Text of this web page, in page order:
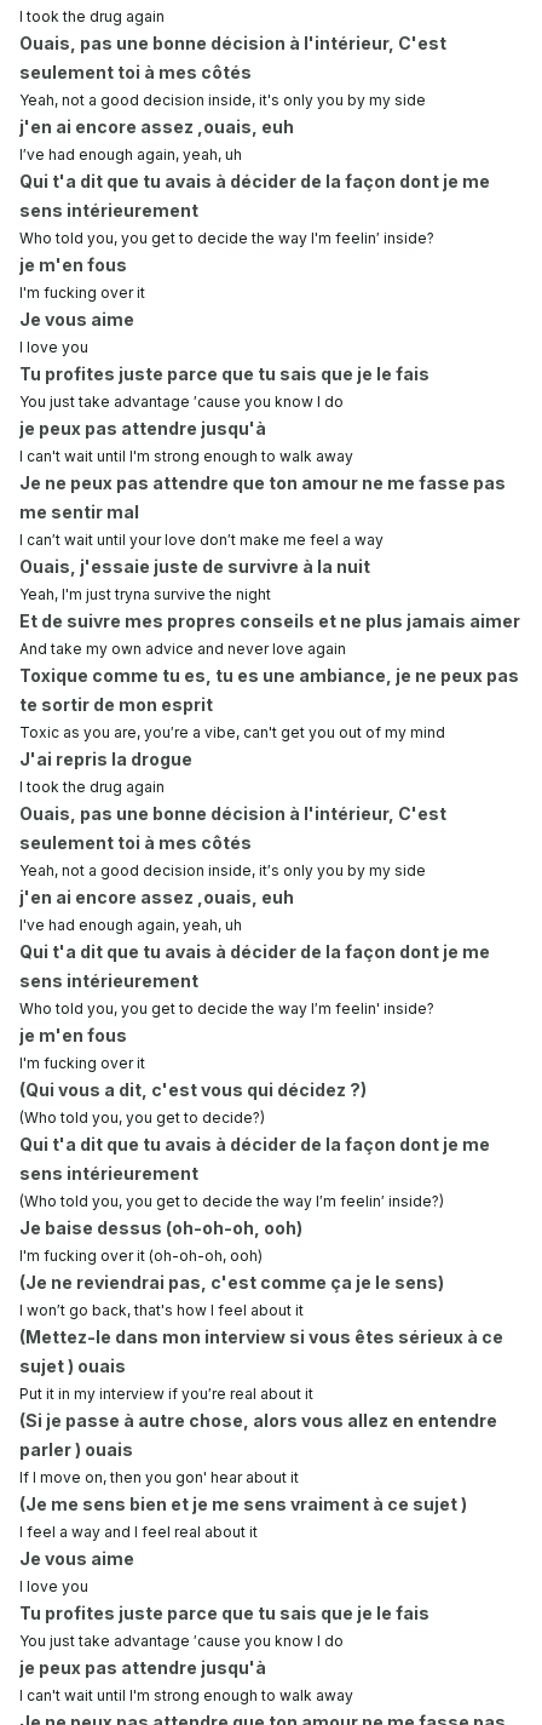
I took the drug again
Ouais, pas une bonne décision à l'intérieur, C'est
seulement toi à mes côtés
Yeah, not a good decision inside, it's only you by my side
j'en ai encore assez ,ouais, euh
I′ve had enough again, yeah, uh
Qui t'a dit que tu avais à décider de la façon dont je me
sens intérieurement
Who told you, you get to decide the way I'm feelin′ inside?
je m'en fous
I'm fucking over it
Je vous aime
I love you
Tu profites juste parce que tu sais que je le fais
You just take advantage ′cause you know I do
je peux pas attendre jusqu'à
I can't wait until I'm strong enough to walk away
Je ne peux pas attendre que ton amour ne me fasse pas
me sentir mal
I can′t wait until your love don′t make me feel a way
Ouais, j'essaie juste de survivre à la nuit
Yeah, I'm just tryna survive the night
Et de suivre mes propres conseils et ne plus jamais aimer
And take my own advice and never love again
Toxique comme tu es, tu es une ambiance, je ne peux pas
te sortir de mon esprit
Toxic as you are, you′re a vibe, can't get you out of my mind
J'ai repris la drogue
I took the drug again
Ouais, pas une bonne décision à l'intérieur, C'est
seulement toi à mes côtés
Yeah, not a good decision inside, it′s only you by my side
j'en ai encore assez ,ouais, euh
I've had enough again, yeah, uh
Qui t'a dit que tu avais à décider de la façon dont je me
sens intérieurement
Who told you, you get to decide the way I′m feelin' inside?
je m'en fous
I'm fucking over it
(Qui vous a dit, c'est vous qui décidez ?)
(Who told you, you get to decide?)
Qui t'a dit que tu avais à décider de la façon dont je me
sens intérieurement
(Who told you, you get to decide the way I′m feelin′ inside?)
Je baise dessus (oh-oh-oh, ooh)
I'm fucking over it (oh-oh-oh, ooh)
(Je ne reviendrai pas, c'est comme ça je le sens)
I won′t go back, that's how I feel about it
(Mettez-le dans mon interview si vous êtes sérieux à ce
sujet ) ouais
Put it in my interview if you′re real about it
(Si je passe à autre chose, alors vous allez en entendre
parler ) ouais
If I move on, then you gon' hear about it
(Je me sens bien et je me sens vraiment à ce sujet )
I feel a way and I feel real about it
Je vous aime
I love you
Tu profites juste parce que tu sais que je le fais
You just take advantage ′cause you know I do
je peux pas attendre jusqu'à
I can't wait until I'm strong enough to walk away